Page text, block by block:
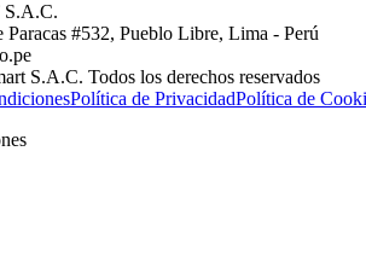
Paracas #532, Pueblo Libre, Lima - Perú
S.A.C. Todos los derechos reservados
Política de PrivacidadPolítica de